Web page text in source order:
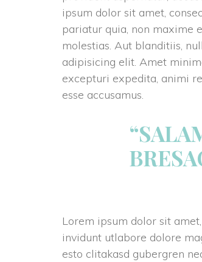
ipsum dolor sit amet,
pariatur quia, non maxime
molestias. Aut blanditiis,
adipisicing elit. Amet
excepturi expedita, animi
esse accusamus.
Lorem ipsum dolor sit
invidunt utlabore dolore
esto clitakasd gubergren